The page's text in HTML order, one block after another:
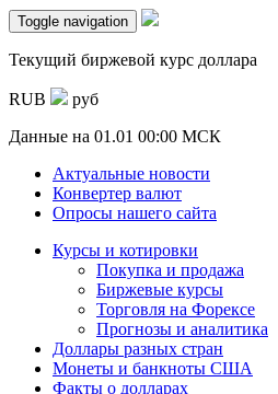
Toggle navigation
Текущий биржевой курс доллара
RUB
руб
Данные на 01.01 00:00 МСК
Актуальные новости
Конвертер валют
Опросы нашего сайта
Курсы и котировки
Покупка и продажа
Биржевые курсы
Торговля на Форексе
Прогнозы и аналитика
Доллары разных стран
Монеты и банкноты США
Факты о долларах